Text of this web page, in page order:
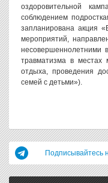
оздоровительной
соблюдением
запланирована акция
мероприятий,
несовершеннолетними
травматизма в местах
отдыха, проведения
семей с детьми»).
Подписывайтесь